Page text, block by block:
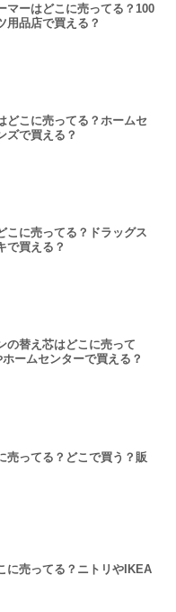
マーはどこに売ってる？100
用品店で買える？
どこに売ってる？ホームセ
ズで買える？
こに売ってる？ドラッグス
で買える？
の替え芯はどこに売って
ームセンターで買える？
売ってる？どこで買う？販
に売ってる？ニトリやIKEA